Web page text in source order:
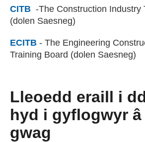
CITB (external websiteCY)
-The Construction Industry
(dolen Saesneg)
ECITB (external websiteCY)
- The Engineering
Training Board (dolen Saesneg)
Lleoedd eraill i
hyd i gyflogwyr
gwag